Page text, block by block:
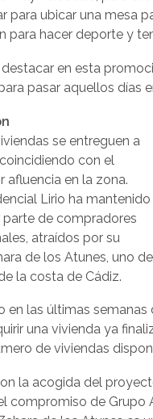
para ubicar una mesa
para hacer deporte y
en esta
pasar aquellos días
se entreguen a
con el
en la zona.
Lirio ha mantenido
de compradores
atraídos por su
de los Atunes, uno de
la costa de Cádiz.
en las últimas
una vivienda ya
de viviendas
la acogida del
compromiso de